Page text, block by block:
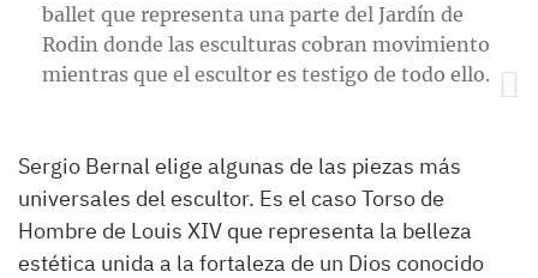
ballet que representa una parte del Jardín de
Rodin donde las esculturas cobran movimiento
mientras que el escultor es testigo de todo ello.
Sergio Bernal elige algunas de las piezas más
universales del escultor. Es el caso Torso de
Hombre de Louis XIV que representa la belleza
estética unida a la fortaleza de un Dios conocido